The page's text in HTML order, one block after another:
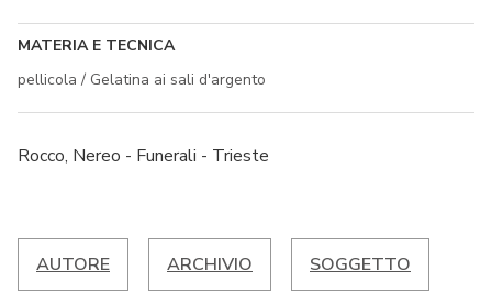
MATERIA E TECNICA
pellicola / Gelatina ai sali d'argento
Rocco, Nereo - Funerali - Trieste
AUTORE ARCHIVIO SOGGETTO